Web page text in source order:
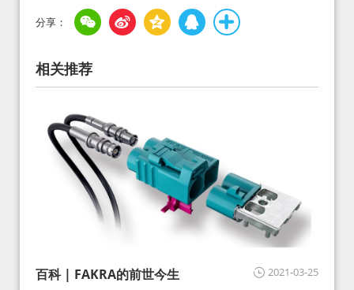
相关推荐
2021-03-25
百科 | FAKRA的前世今生